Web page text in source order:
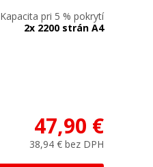
Kapacita pri 5 % pokrytí
2x 2200 strán A4
47,90 €
38,94 € bez DPH